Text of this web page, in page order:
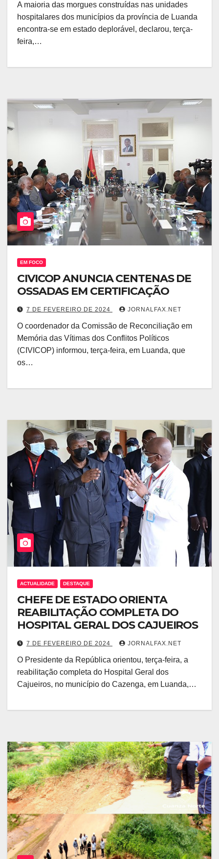
A maioria das morgues construídas nas unidades
hospitalares dos municípios da província de Luanda
encontra-se em estado deplorável, declarou, terça-
feira,…
EM FOCO
CIVICOP ANUNCIA CENTENAS DE
OSSADAS EM CERTIFICAÇÃO
7 DE FEVEREIRO DE 2024 JORNALFAX.NET
O coordenador da Comissão de Reconciliação em
Memória das Vítimas dos Conflitos Políticos
(CIVICOP) informou, terça-feira, em Luanda, que
os…
ACTUALIDADE DESTAQUE
CHEFE DE ESTADO ORIENTA
REABILITAÇÃO COMPLETA DO
HOSPITAL GERAL DOS CAJUEIROS
7 DE FEVEREIRO DE 2024 JORNALFAX.NET
O Presidente da República orientou, terça-feira, a
reabilitação completa do Hospital Geral dos
Cajueiros, no município do Cazenga, em Luanda,…